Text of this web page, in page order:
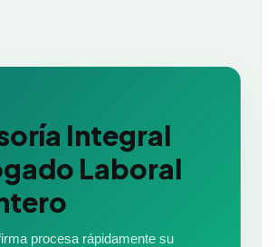
Integral
Laboral
procesa rápidamente su